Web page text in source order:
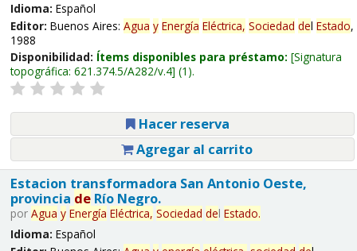
Idioma: Español
Editor: Buenos Aires: Agua y Energía Eléctrica, Sociedad del Estado,
1988
Disponibilidad: Ítems disponibles para préstamo: Signatura
topográfica: 621.374.5/A282/v.4 (1).
Hacer reserva
Agregar al carrito
Estacion transformadora San Antonio Oeste,
provincia deRío Negro.
por Agua y Energía Eléctrica, Sociedad del Estado.
Idioma: Español